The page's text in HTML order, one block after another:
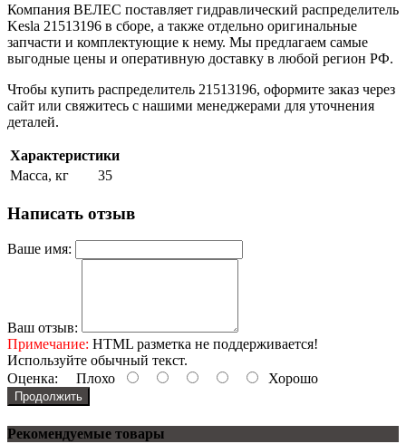
Компания ВЕЛЕС поставляет гидравлический распределитель
Kesla 21513196 в сборе, а также отдельно оригинальные
запчасти и комплектующие к нему. Мы предлагаем самые
выгодные цены и оперативную доставку в любой регион РФ.
Чтобы купить распределитель 21513196, оформите заказ через
сайт или свяжитесь с нашими менеджерами для уточнения
деталей.
Характеристики
Масса, кг
35
Написать отзыв
Ваше имя:
Ваш отзыв:
Примечание: HTML разметка не поддерживается!
Используйте обычный текст.
Оценка: Плохо Хорошо
Продолжить
Рекомендуемые товары